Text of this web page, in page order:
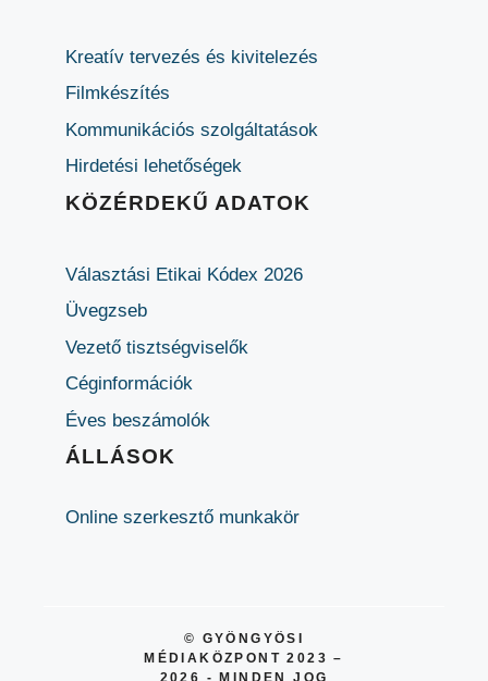
Kreatív tervezés és kivitelezés
Filmkészítés
Kommunikációs szolgáltatások
Hirdetési lehetőségek
KÖZÉRDEKŰ ADATOK
Választási Etikai Kódex 2026
Üvegzseb
Vezető tisztségviselők
Céginformációk
Éves beszámolók
ÁLLÁSOK
Online szerkesztő munkakör
© GYÖNGYÖSI
MÉDIAKÖZPONT 2023 –
2026 - MINDEN JOG